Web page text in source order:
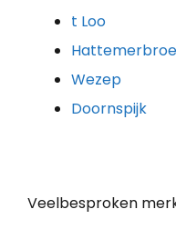
t Loo
Wezep
Doornspijk
Veelbesproken